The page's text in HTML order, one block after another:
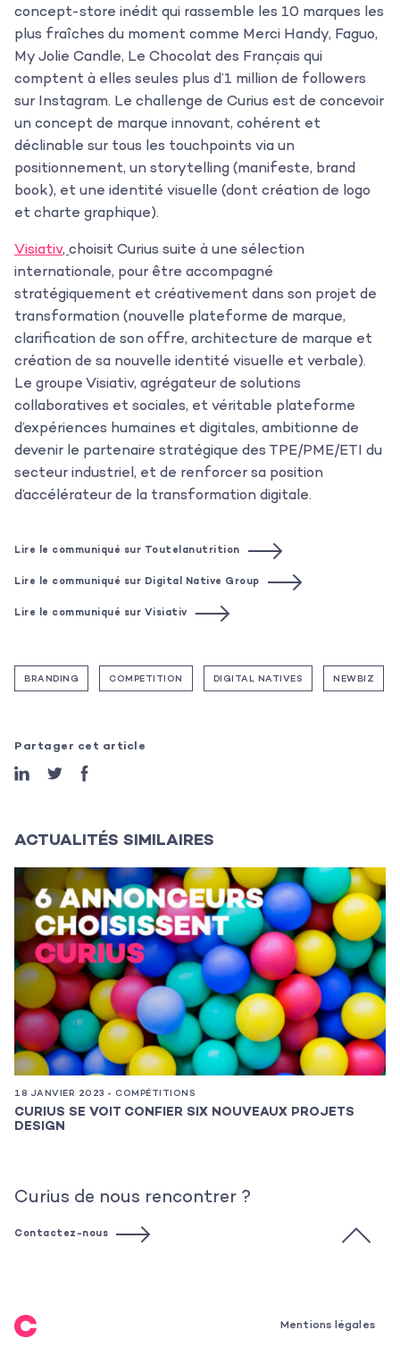
L’agence
Les projets
Les actualités
L’équipe
Contact
concept-store inédit qui rassemble les 10 marques les
plus fraîches du moment comme Merci Handy, Faguo,
My Jolie Candle, Le Chocolat des Français qui
comptent à elles seules plus d’1 million de followers
sur Instagram. Le challenge de Curius est de concevoir
un concept de marque innovant, cohérent et
déclinable sur tous les touchpoints via un
positionnement, un storytelling (manifeste, brand
book), et une identité visuelle (dont création de logo
et charte graphique).
Visiativ,choisit Curius suite à une sélection
internationale, pour être accompagné
stratégiquement et créativement dans son projet de
transformation (nouvelle plateforme de marque,
clarification de son offre, architecture de marque et
création de sa nouvelle identité visuelle et verbale).
Le groupe Visiativ, agrégateur de solutions
collaboratives et sociales, et véritable plateforme
d’expériences humaines et digitales, ambitionne de
devenir le partenaire stratégique des TPE/PME/ETI du
secteur industriel, et de renforcer sa position
d’accélérateur de la transformation digitale.
Lire le communiqué sur Toutelanutrition
Lire le communiqué sur Digital Native Group
Lire le communiqué sur Visiativ
BRANDING COMPETITION DIGITAL NATIVES NEWBIZ
Partager cet article
ACTUALITÉS SIMILAIRES
18 JANVIER 2023 - COMPÉTITIONS
CURIUS SE VOIT CONFIER SIX NOUVEAUX PROJETS
DESIGN
Curius de nous rencontrer ?
Contactez-nous
Mentions légales